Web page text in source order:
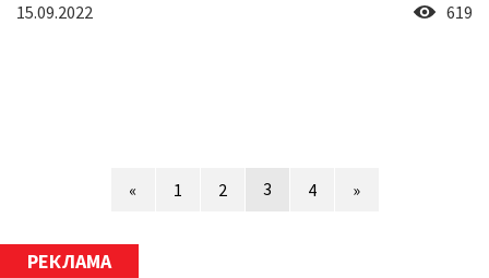
15.09.2022 619
« 1 2 3 4 »
РЕКЛАМА